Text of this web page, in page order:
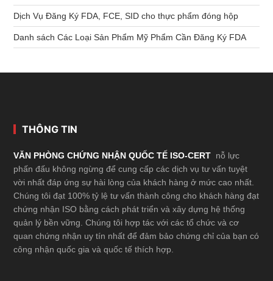
Dịch Vụ Đăng Ký FDA, FCE, SID cho thực phẩm đóng hộp
Danh sách Các Loại Sản Phẩm Mỹ Phẩm Cần Đăng Ký FDA
THÔNG TIN
VĂN PHÒNG CHỨNG NHẬN QUỐC TẾ ISO-CERT nỗ lực
phấn đấu không ngừng để cung cấp các dịch vụ tư vấn tuyệt
vời nhất đáp ứng sự hài lòng của khách hàng ở mức cao nhất.
Chúng tôi đạt 100% tỷ lệ tư vấn thành công cho khách hàng đạt
chứng nhận ISO bằng cách phát triển và xây dựng hệ thống
quản lý bền vững. Chúng tôi hợp tác với các tổ chức và cơ
quan chứng nhận uy tín nhất để đảm bảo chứng chỉ của bạn có
công nhận quốc gia và quốc tế thích hợp.